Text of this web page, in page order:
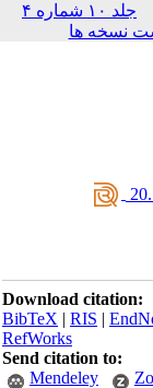
جلد ۱۰ شماره ۴
نسخه ها
Download citation:
BibTeX|RIS|
RefWorks
Send citation to:
Mendeley